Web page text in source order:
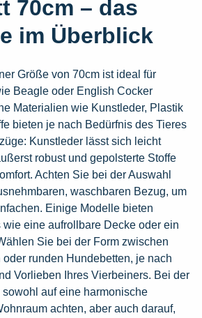
70cm – das
im Überblick
Größe von 70cm ist ideal für
Beagle oder English Cocker
Materialien wie Kunstleder, Plastik
bieten je nach Bedürfnis des Tieres
Kunstleder lässt sich leicht
robust und gepolsterte Stoffe
Achten Sie bei der Auswahl
waschbaren Bezug, um
Einige Modelle bieten
eine aufrollbare Decke oder ein
Sie bei der Form zwischen
runden Hundebetten, je nach
Vorlieben Ihres Vierbeiners. Bei der
auf eine harmonische
achten, aber auch darauf,